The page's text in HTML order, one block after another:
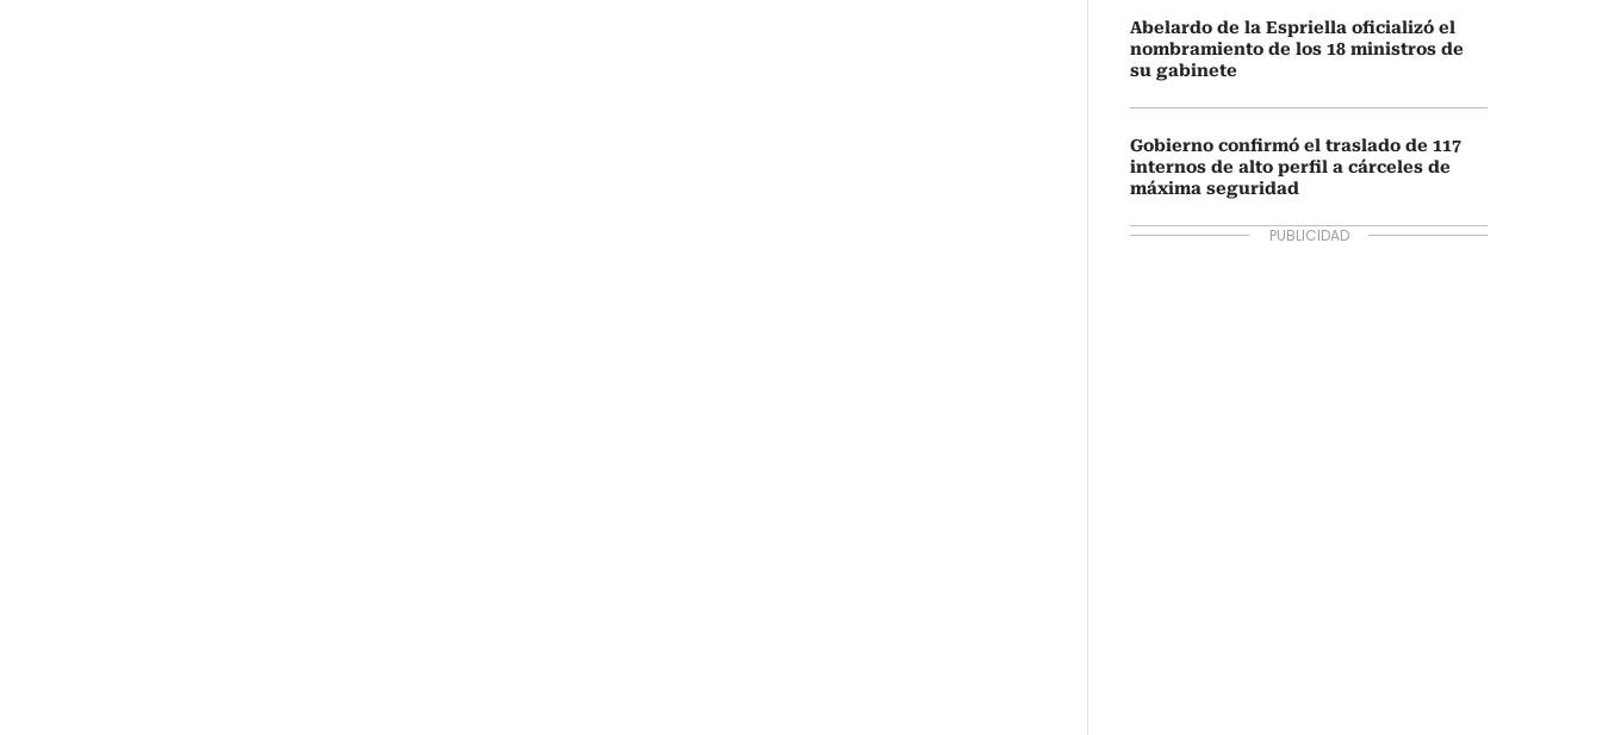
Abelardo de la Espriella oficializó el
nombramiento de los 18 ministros de
su gabinete
Gobierno confirmó el traslado de 117
internos de alto perfil a cárceles de
máxima seguridad